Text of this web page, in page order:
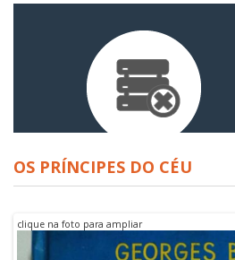
OS PRÍNCIPES DO CÉU
clique na foto para ampliar